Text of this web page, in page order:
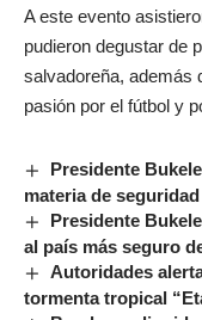
A este evento
pudieron degustar de
salvadoreña, además
pasión por el fútbol y
Presidente
materia de
Presidente
al país más seguro
Autoridades
tormenta tropical